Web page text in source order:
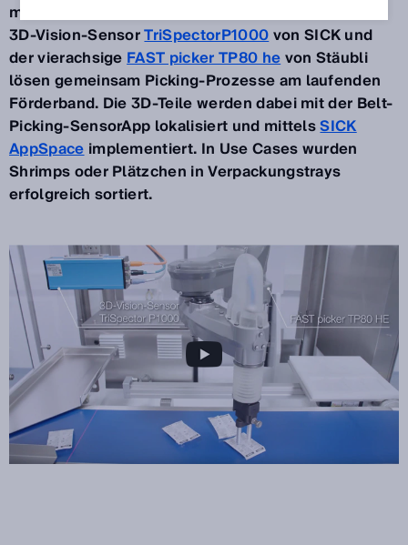
mit dem
3D-Vision-SensorTriSpectorP1000von SICK und
der vierachsigeFAST picker TP80 hevon Stäubli
lösen gemeinsam Picking-Prozesse am laufenden
Förderband. Die 3D-Teile werden dabei mit der Belt-
Picking-SensorApp lokalisiert und mittelsSICK
AppSpaceimplementiert. In Use Cases wurden
Shrimps oder Plätzchen in Verpackungstrays
erfolgreich sortiert.